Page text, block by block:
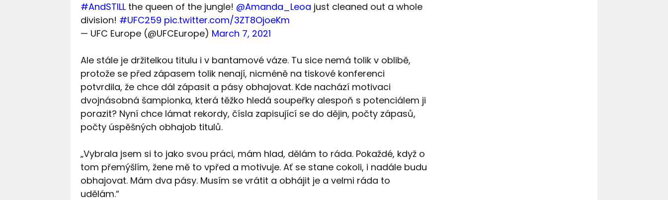
#AndSTILLthe queen of the jungle! @Amanda_Leoa just cleaned out a whole
division! #UFC259 pic.twitter.com/3ZT8OjoeKm
— UFC Europe (@UFCEurope) March 7, 2021
Ale stále je držitelkou titulu i v bantamové váze. Tu sice nemá tolik v oblibě,
protože se před zápasem tolik nenají, nicméně na tiskové konferenci
potvrdila, že chce dál zápasit a pásy obhajovat. Kde nachází motivaci
dvojnásobná šampionka, která těžko hledá soupeřky alespoň s potenciálem ji
porazit? Nyní chce lámat rekordy, čísla zapisující se do dějin, počty zápasů,
počty úspěšných obhajob titulů.
„Vybrala jsem si to jako svou práci, mám hlad, dělám to ráda. Pokaždé, když o
tom přemýšlím, žene mě to vpřed a motivuje. Ať se stane cokoli, i nadále budu
obhajovat. Mám dva pásy. Musím se vrátit a obhájit je a velmi ráda to
udělám.“